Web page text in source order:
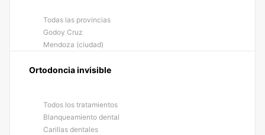
Todas las provincias
Godoy Cruz
Mendoza (ciudad)
Ortodoncia invisible
Todos los tratamientos
Blanqueamiento dental
Carillas dentales